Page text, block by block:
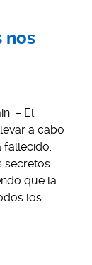
nos
– El
a cabo
fallecido.
secretos
que la
los